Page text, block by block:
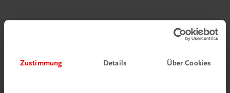
Zustimmung Details Über Cookies